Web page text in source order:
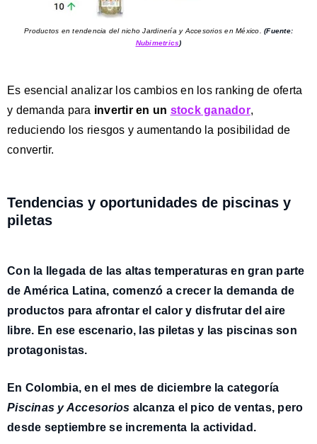
Productos en tendencia del nicho Jardinería y Accesorios en México. (Fuente:
Nubimetrics)
Es esencial analizar los cambios en los ranking de oferta
y demanda para invertir en un stock ganador,
reduciendo los riesgos y aumentando la posibilidad de
convertir.
Tendencias y oportunidades de piscinas y
piletas
Con la llegada de las altas temperaturas en gran parte
de América Latina, comenzó a crecer la demanda de
productos para afrontar el calor y disfrutar del aire
libre. En ese escenario, las piletas y las piscinasson
protagonistas.
En Colombia, en el mes de diciembre la categoría
Piscinas y Accesorios alcanza el pico de ventas, pero
desde septiembre se incrementa la actividad .